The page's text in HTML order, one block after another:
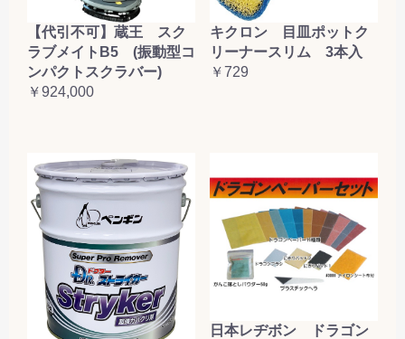
【代引不可】蔵王 スク
ラブメイトB5 (振動型コ
ンパクトスクラバー)
￥924,000
キクロン 目皿ポットク
リーナースリム 3本入
￥729
日本レヂボン ドラゴン